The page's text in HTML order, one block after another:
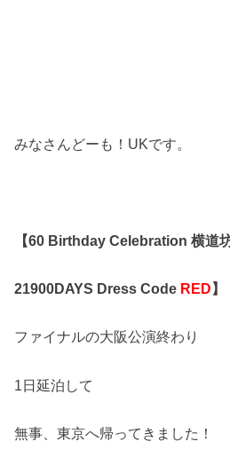
みなさんどーも！UKです。
【60 Birthday Celebration 横道
21900DAYS Dress Code RED】
ファイナルの大阪公演終わり
1日延泊して
無事、東京へ帰ってきました！